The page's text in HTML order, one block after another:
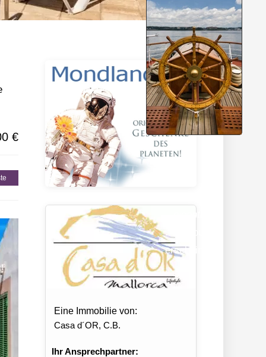
€
Eine Immobilie von:
Casa d´OR, C.B.
Ihr Ansprechpartner:
eigentlich
Werbung
erscheinen…